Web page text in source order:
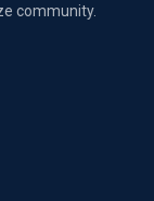
community.